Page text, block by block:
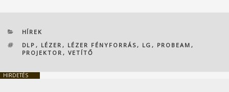
KATEGÓRIÁK
HÍREK
CÍMKÉK
DLP , LÉZER , LÉZER FÉNYFORRÁS , LG , PROBEAM ,
PROJEKTOR , VETÍTŐ
HIRDETÉS